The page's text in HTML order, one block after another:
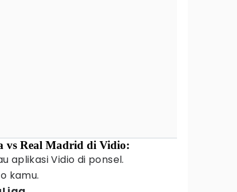
vs Real Madrid di Vidio:
aplikasi Vidio di ponsel.
kamu.